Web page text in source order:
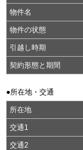
物件名
物件の状態
引越し時期
契約形態と期間
●所在地・交通
所在地
交通1
交通2